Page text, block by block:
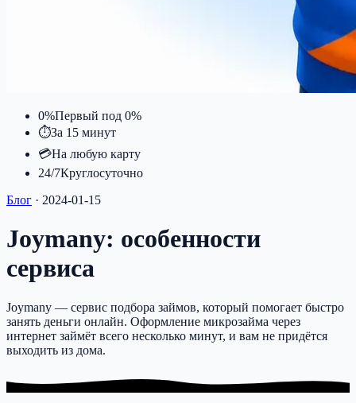
0%Первый под 0%
⏱За 15 минут
💳На любую карту
24/7Круглосуточно
Блог · 2024-01-15
Joymany: особенности
сервиса
Joymany — сервис подбора займов, который помогает быстро
занять деньги онлайн. Оформление микрозайма через
интернет займёт всего несколько минут, и вам не придётся
выходить из дома.